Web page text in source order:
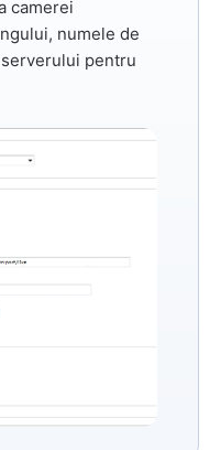
camerei
numele de
pentru